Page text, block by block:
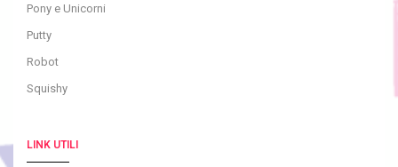
Pony e Unicorni
Putty
Robot
Squishy
LINK UTILI